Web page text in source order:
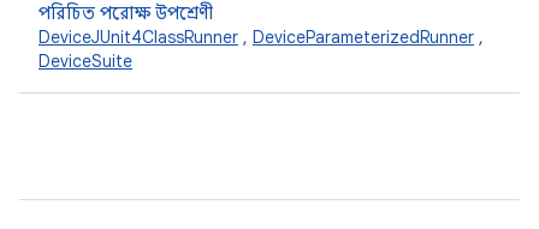
পরিচিত পরোক্ষ উপশ্রেণী
DeviceJUnit4ClassRunner , DeviceParameterizedRunner ,
DeviceSuite